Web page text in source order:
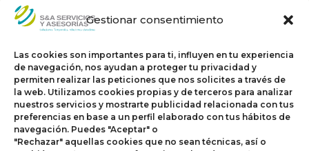
Gestionar consentimiento
Las cookies son importantes para ti, influyen en tu experiencia
de navegación, nos ayudan a proteger tu privacidad y
permiten realizar las peticiones que nos solicites a través de
la web. Utilizamos cookies propias y de terceros para analizar
nuestros servicios y mostrarte publicidad relacionada con tus
preferencias en base a un perfil elaborado con tus hábitos de
navegación. Puedes "Aceptar" o
"Rechazar" aquellas cookies que no sean técnicas, así o
(608)
277
Medellín
(604)
605
0972
Bucaramanga
(607)
697
3284
corrupción
o faltas
ética
organizacional.
Este
canal
funciona
24
horas al
día los 7
personales
Política
PTEE